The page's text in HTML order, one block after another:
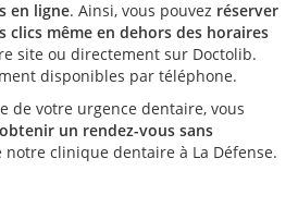
en ligne. Ainsi, vous pouvez réserver
clics même en dehors des horaires
site ou directement sur Doctolib.
disponibles par téléphone.
de votre urgence dentaire, vous
obtenir un rendez-vous sans
notre clinique dentaire à La Défense.